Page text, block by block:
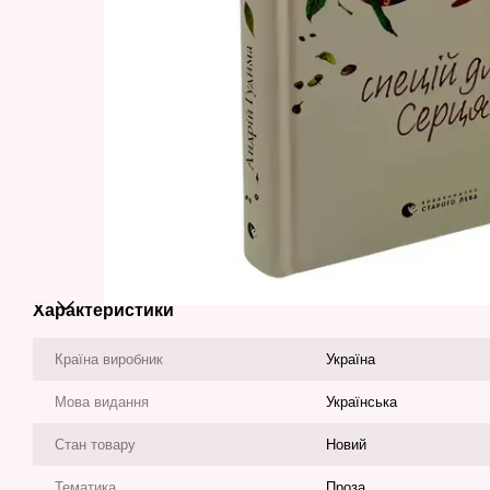
Характеристики
Країна виробник Україна
Мова видання Українська
Стан товару Новий